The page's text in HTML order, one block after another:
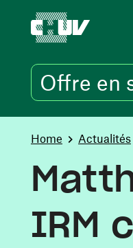
Offre en
You are here:
Home Actualités
IRM